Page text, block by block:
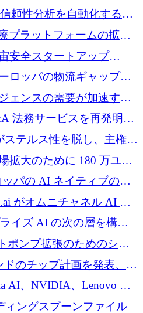
万ドルを調達
頼性分析を自動化するた
調達
プラットフォームの拡大
保
安全スタートアップ
デブリ追跡に取り組むプ
ロッパの物流ギャップを
れた重量物運搬用eVTOL
ェンスの需要が加速する
100億ユーロ以上で4億
法務サービスを再発明す
ロを適切に確保
テルス性を脱し、主権の
ズ AI を強化
拡大のために 180 万ユー
パの AI ネイティブの創
に 6,000 万ユーロを調達
がオムニチャネル AI プ
めに 1,700 万ドルを調達
イズ AI の次の層を構築
ルを獲得
ポンプ拡張のためのシー
ユーロを確保
のチップ計画を発表、英
こで拡大」し「ここに留
AI、NVIDIA、Lenovo と
Excellence を立ち上げ
ィングスプーンファイル